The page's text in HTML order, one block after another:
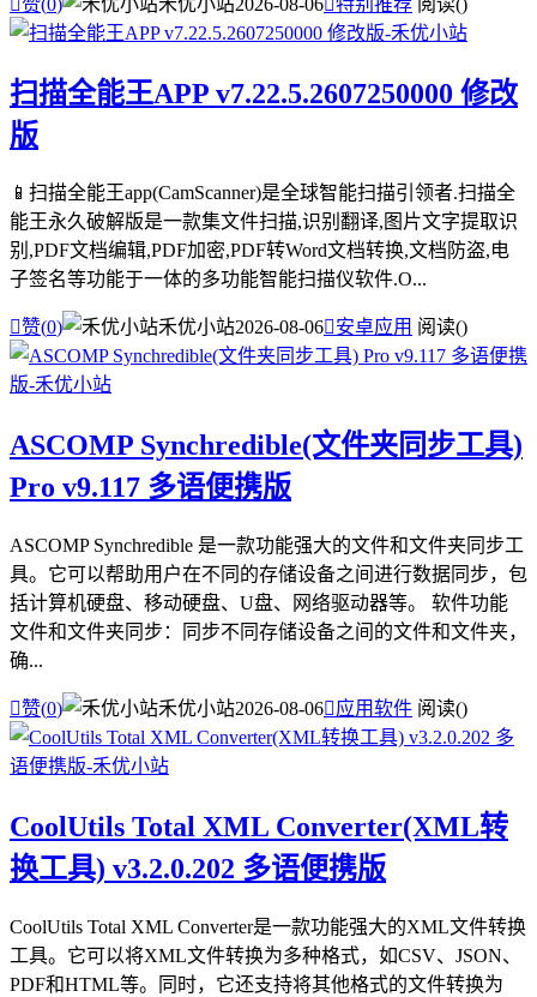
扫描全能王APP v7.22.5.2607250000 修改
版
📱扫描全能王app(CamScanner)是全球智能扫描引领者.扫描全
能王永久破解版是一款集文件扫描,识别翻译,图片文字提取识
别,PDF文档编辑,PDF加密,PDF转Word文档转换,文档防盗,电
子签名等功能于一体的多功能智能扫描仪软件.O...
赞(0) 禾优小站2026-08-06安卓应用 阅读()
ASCOMP Synchredible(文件夹同步工具)
Pro v9.117 多语便携版
ASCOMP Synchredible 是一款功能强大的文件和文件夹同步工
具。它可以帮助用户在不同的存储设备之间进行数据同步，包
括计算机硬盘、移动硬盘、U盘、网络驱动器等。 软件功能
文件和文件夹同步：同步不同存储设备之间的文件和文件夹，
确...
赞(0) 禾优小站2026-08-06应用软件 阅读()
CoolUtils Total XML Converter(XML转
换工具) v3.2.0.202 多语便携版
CoolUtils Total XML Converter是一款功能强大的XML文件转换
工具。它可以将XML文件转换为多种格式，如CSV、JSON、
PDF和HTML等。同时，它还支持将其他格式的文件转换为